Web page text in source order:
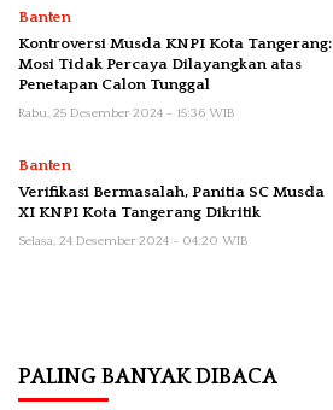
Banten
Kontroversi Musda KNPI Kota Tangerang:
Mosi Tidak Percaya Dilayangkan atas
Penetapan Calon Tunggal
Rabu, 25 Desember 2024 - 15:36 WIB
Banten
Verifikasi Bermasalah, Panitia SC Musda
XI KNPI Kota Tangerang Dikritik
Selasa, 24 Desember 2024 - 04:20 WIB
PALING BANYAK DIBACA